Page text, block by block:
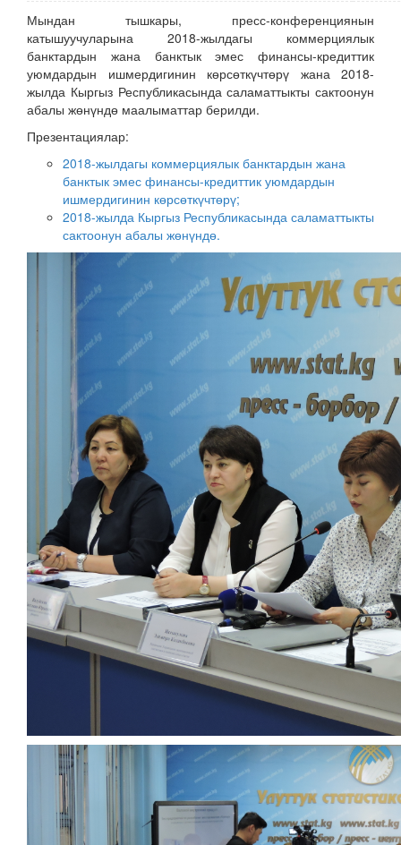
Мындан тышкары, пресс-конференциянын
катышуучуларына 2018-жылдагы коммерциялык
банктардын жана банктык эмес финансы-кредиттик
уюмдардын ишмердигинин көрсөткүчтөрү жана 2018-
жылда Кыргыз Республикасында саламаттыкты сактоонун
абалы жөнүндө маалыматтар берилди.
Презентациялар:
2018-жылдагы коммерциялык банктардын жана
банктык эмес финансы-кредиттик уюмдардын
ишмердигинин көрсөткүчтөрү;
2018-жылда Кыргыз Республикасында саламаттыкты
сактоонун абалы жөнүндө.